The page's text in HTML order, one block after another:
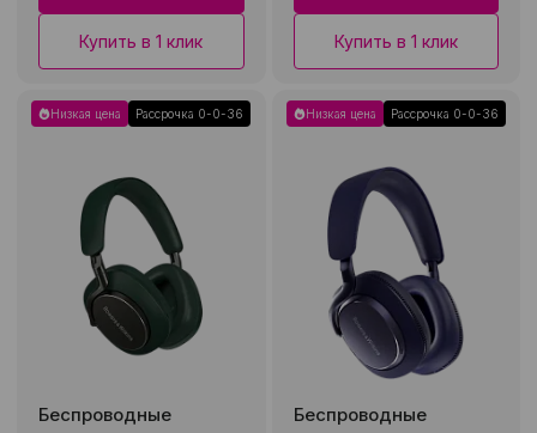
Купить в 1 клик Купить в 1 клик
Низкая цена Рассрочка 0-0-36
Беспроводные
Низкая цена Рассрочка 0-0-36
Беспроводные